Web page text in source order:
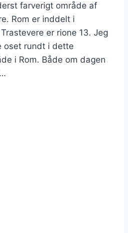
farverigt område af
Rom er inddelt i
er rione 13. Jeg
oset rundt i dette
i Rom. Både om dagen